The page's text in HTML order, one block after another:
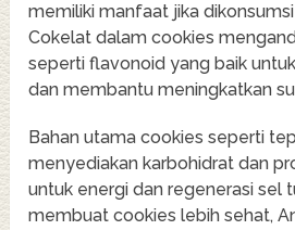
memiliki manfaat jika
Cokelat dalam cookies
seperti flavonoid yang baik
dan membantu meningkatkan
Bahan utama cookies seperti
menyediakan karbohidrat dan
untuk energi dan regenerasi sel
membuat cookies lebih sehat,